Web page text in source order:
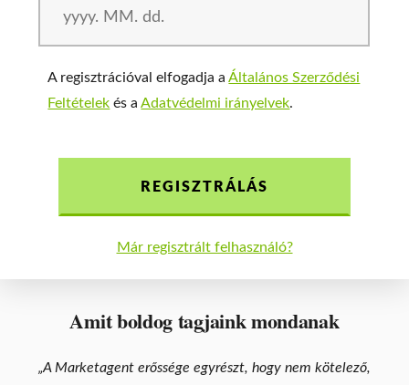
A regisztrációval elfogadja aÁltalános Szerződési
Feltételek és aAdatvédelmi irányelvek.
REGISZTRÁLÁS
Már regisztrált felhasználó?
Amit boldog tagjaink mondanak
„A Marketagent erőssége egyrészt, hogy nem kötelező,